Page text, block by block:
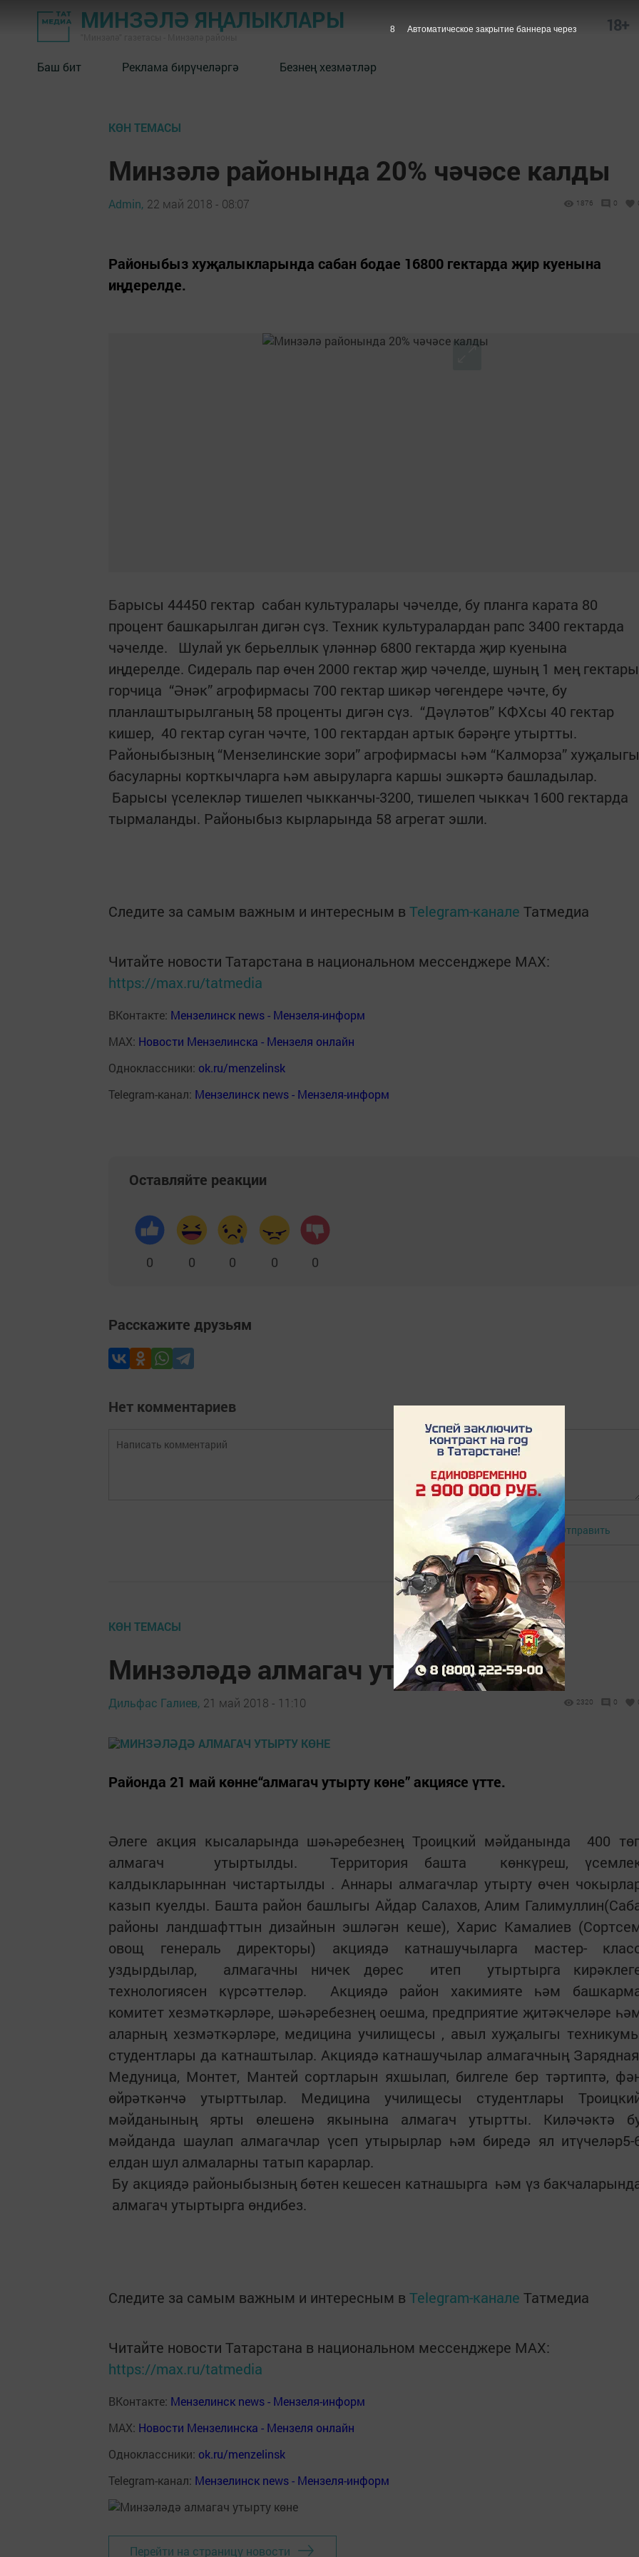
МИНЗӘЛӘ ЯҢАЛЫКЛАРЫ 18+
Баш бит Реклама бирүчеләргә Безнең хезмәтләр
КӨН ТЕМАСЫ
Минзәлә районында 20% чәчәсе калды
Admin, 22 май 2018 - 08:07 1876 0
Районыбыз хуҗалыкларында сабан бодае 16800 гектарда җир куенына
иңдерелде.
Барысы 44450 гектар сабан культуралары чәчелде, бу планга карата 80
процент башкарылган дигән сүз. Техник культуралардан рапс 3400 гектарда
чәчелде. Шулай ук берьеллык үләннәр 6800 гектарда җир куенына
иңдерелде. Сидераль пар өчен 2000 гектар җир чәчелде, шуның 1 мең гектары
горчица “Әнәк” агрофирмасы 700 гектар шикәр чөгендере чәчте, бу
планлаштырылганың 58 проценты дигән сүз. “Дәүләтов” КФХсы 40 гектар
кишер, 40 гектар суган чәчте, 100 гектардан артык бәрәңге утыртты.
Районыбызның “Мензелинские зори” агрофирмасы һәм “Калморза” хуҗалыгы
басуларны корткычларга һәм авыруларга каршы эшкәртә башладылар.
Барысы үселекләр тишелеп чыкканчы-3200, тишелеп чыккач 1600 гектарда
тырмаланды. Районыбыз кырларында 58 агрегат эшли.
Следите за самым важным и интересным в Telegram-канале Татмедиа
Читайте новости Татарстана в национальном мессенджере MАХ:
https://max.ru/tatmedia
ВКонтакте: Мензелинск news - Мензеля-информ
MAX: Новости Мензелинска - Мензеля онлайн
Одноклассники: ok.ru/menzelinsk
Telegram-канал: Мензелинск news - Мензеля-информ
Оставляйте реакции
0 0 0 0 0
Расскажите друзьям
Нет комментариев
Авторизоваться Отправить
КӨН ТЕМАСЫ
Минзәләдә алмагач утырту көне
Дильфас Галиев, 21 май 2018 - 11:10 2320 0
Районда 21 май көнне“алмагач утырту көне” акциясе үтте.
Әлеге акция кысаларында шәһәребезнең Троицкий мәйданында 400
алмагач утыртылды. Территория башта көнкүреш,
калдыкларыннан чистартылды . Аннары алмагачлар утырту өчен
казып куелды. Башта район башлыгы Айдар Салахов, Алим
районы ландшафттын дизайнын эшләгән кеше), Харис Камалиев
овощ генераль директоры) акциядә катнашучыларга мастер-
уздырдылар, алмагачны ничек дөрес итеп утыртырга
технологиясен күрсәттеләр. Акциядә район хакимияте һәм
комитет хезмәткәрләре, шәһәребезнең оешма, предприятие җитәкчеләре
аларның хезмәткәрләре, медицина училищесы , авыл хуҗалыгы
студентлары да катнаштылар. Акциядә катнашучылар алмагачның
Медуница, Монтет, Мантей сортларын яхшылап, билгеле бер тәртиптә,
өйрәткәнчә утырттылар. Медицина училищесы студентлары
мәйданының ярты өлешенә якынына алмагач утыртты. Киләчәктә
мәйданда шаулап алмагачлар үсеп утырырлар һәм биредә ял итүчеләр5-
елдан шул алмаларны татып карарлар.
Бу акциядә районыбызның бөтен кешесен катнашырга һәм үз
алмагач утыртырга өндибез.
Следите за самым важным и интересным в Telegram-канале Татмедиа
Читайте новости Татарстана в национальном мессенджере MАХ:
https://max.ru/tatmedia
ВКонтакте: Мензелинск news - Мензеля-информ
MAX: Новости Мензелинска - Мензеля онлайн
Одноклассники: ok.ru/menzelinsk
Telegram-канал: Мензелинск news - Мензеля-информ
Перейти на страницу новости
7 Автоматическое закрытие баннера через